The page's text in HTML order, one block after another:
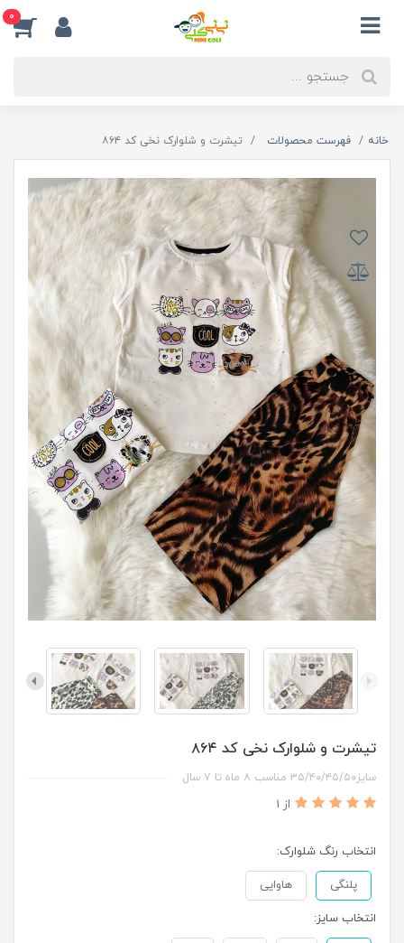
0
خانه فهرست محصولات تیشرت و شلوارک نخی کد ۸۶۴
تیشرت و شلوارک نخی کد ۸۶۴
سایز۳۵/۴۰/۴۵/۵۰ مناسب ۸ ماه تا ۷ سال
از 1
انتخاب رنگ شلوارک:
پلنگی هاوایی
انتخاب سایز: